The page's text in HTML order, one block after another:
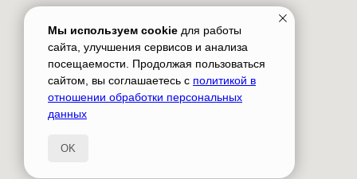
Мы используем cookie для работы
сайта, улучшения сервисов и анализа
посещаемости. Продолжая пользоваться
сайтом, вы соглашаетесь с политикой в
отношении обработки персональных
данных
OK